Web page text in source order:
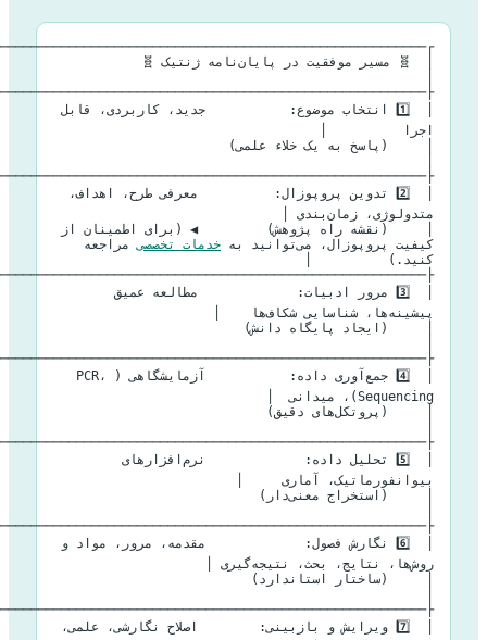
│  🧬 مسیر موفقیت در پایان‌نامه ژنتیک 🧬
│  1️⃣ انتخاب موضوع:           جدید، کاربردی، قابل
│     (پاسخ به یک خلاء علمی)
│     (نقشه راه پژوهش)         ◀️ (برای اطمینان از
کیفیت پروپوزال، می‌توانید به
خدمات تخصصی
مراجعه
│  3️⃣ مرور ادبیات:             مطالعه عمیق
│     (ایجاد پایگاه دانش)
│  4️⃣ جمع‌آوری داده:           آزمایشگاهی (PCR،
│     (پروتکل‌های دقیق)
│  5️⃣ تحلیل داده:             نرم‌افزارهای
│     (استخراج معنی‌دار)
│     (ساختار استاندارد)
│  7️⃣ ویرایش و بازبینی:        اصلاح نگارشی، علمی،